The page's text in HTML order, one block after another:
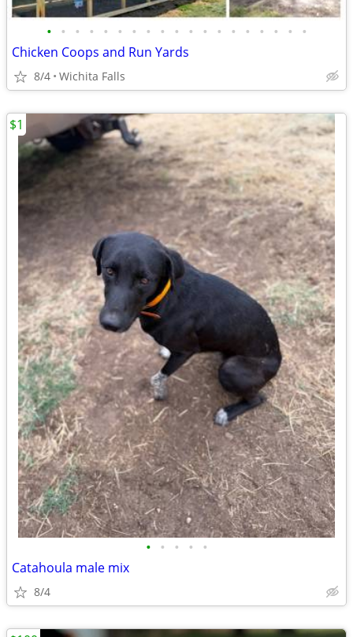
• • • • • • • • • • • • • • • • • • •
Chicken Coops and Run Yards
8/4 Wichita Falls
• • • • •
Catahoula male mix
8/4
$1